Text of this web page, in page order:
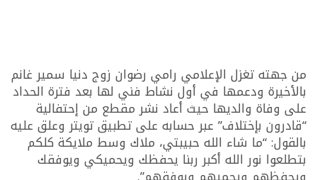
من جهته تغزل الإعلامي رامي رضوان زوج دنيا سمير غانم
بالأخيرة ودعمها في أول نشاط فني لها بعد فترة الحداد
على وفاة والديها حيث أعاد نشر مقطع من إحتفالية
“قادرون بإختلاف” عبر حسابه على تطبيق تويتر وعلق عليه
بالقول: “ما شاء الله حبيبتي، ملاك وسط ملايكة كلكم
بتطلعوا نور الله أكبر ربنا يحفظك ويحميكي ويوفقك